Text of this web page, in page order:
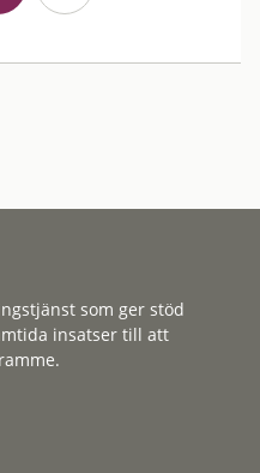
som ger stöd
insatser till att